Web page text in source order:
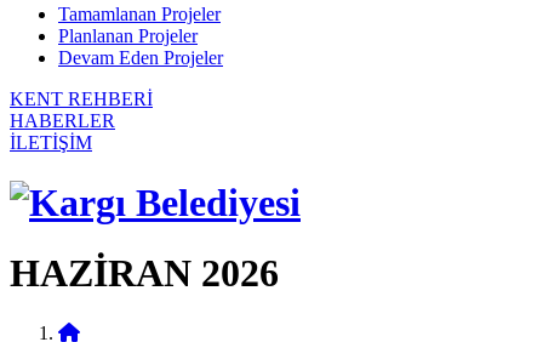
Tamamlanan Projeler
Planlanan Projeler
Devam Eden Projeler
KENT REHBERİ
HABERLER
İLETİŞİM
HAZİRAN 2026